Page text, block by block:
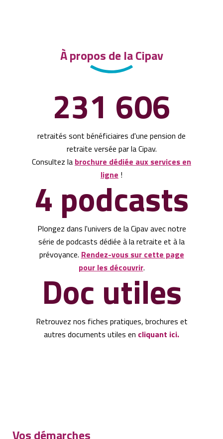
À propos de la Cipav
231 606
retraités sont bénéficiaires d'une pension de
retraite versée par la Cipav.
Consultez la brochure dédiée aux services en
ligne !
4 podcasts
Plongez dans l'univers de la Cipav avec notre
série de podcasts dédiée à la retraite et à la
prévoyance. Rendez-vous sur cette page
pour les découvrir.
Doc utiles
Retrouvez nos fiches pratiques, brochures et
autres documents utiles en cliquant ici.
Vos démarches